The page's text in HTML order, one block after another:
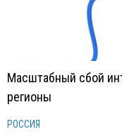
Масштабный сбой
регионы
РОССИЯ